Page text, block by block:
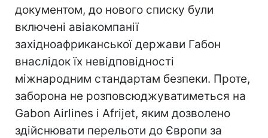
документом, до нового списку були
включені авіакомпанії
західноафриканської держави Габон
внаслідок їх невідповідності
міжнародним стандартам безпеки. Проте,
заборона не розповсюджуватиметься на
Gabon Airlines і Afrijet, яким дозволено
здійснювати перельоти до Європи за